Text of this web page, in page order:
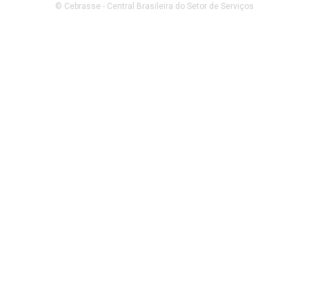
© Cebrasse - Central Brasileira do Setor de Serviços